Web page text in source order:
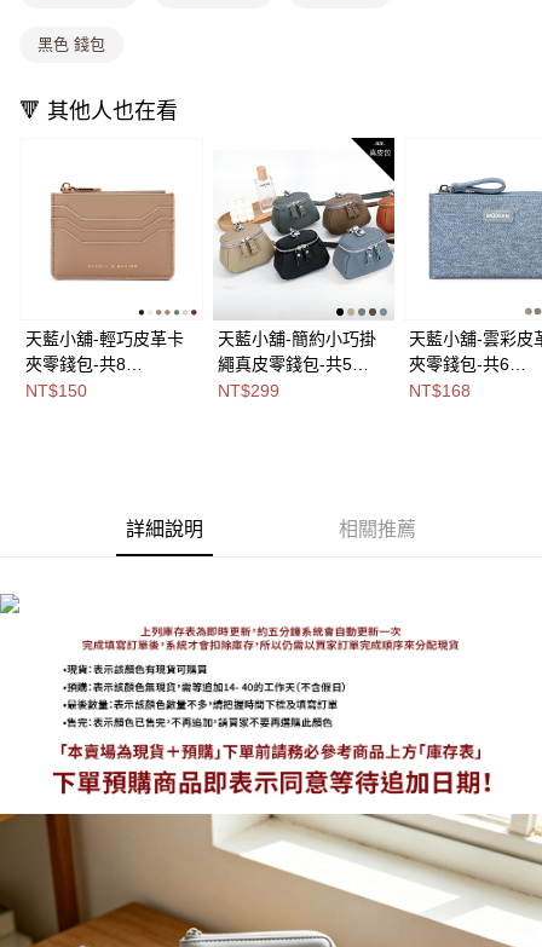
1.分期款項不併入電信帳單，「大哥付你分期」於每月結算日後寄送繳費提
帳／街口支付／iPASS MONEY」等通路繳費。
1.本服務係由「台灣大哥大股份有限公司」（以下簡稱本公司）所提供，讓
用戶於交易時，得透過本服務購買商品或服務，並由商店將買賣／分期付款
買賣價金債權讓與本公司後，依約使用本公司帳單繳交帳款。
2.基於同意付款使用「大哥付你分期」之契約關係目的，商店將以您的個人
資料（包含姓名、電話或地址）提供予台灣大哥大進項蒐集、處理及利用，
由本公司與您本人進行分期帳單所需資料之確認、核對及更正。
3.完整用戶服務條款，請詳閱以下連結：
https://oppay.tw/userRule
每筆NT$80，滿NT$699(含以上)免運費
萊爾富取貨付款
每筆NT$8,888，滿NT$8,888(含以上)免運費
付款後萊爾富取貨
每筆NT$8,888，滿NT$8,888(含以上)免運費
7-11取貨付款
每筆NT$80，滿NT$1,000(含以上)免運費
付款後7-11取貨
每筆NT$80，滿NT$1,000(含以上)免運費
黑色 錢包
🔻 其他人也在看
天藍小舖-輕巧皮革卡
夾零錢包-共8
色-$150【A09091708
NT$150
天藍小舖-簡約小巧掛
繩真皮零錢包-共5
色-$299【A09091684
NT$299
天藍小舖-雲彩皮
夾零錢包-共6
色-$168【
NT$168
詳細說明 相關推薦